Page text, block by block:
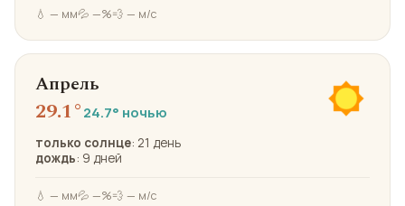
💧 — мм💦 —%💨 — м/с
Апрель
29.1°24.7° ночью
только солнце: 21 день
дождь: 9 дней
💧 — мм💦 —%💨 — м/с